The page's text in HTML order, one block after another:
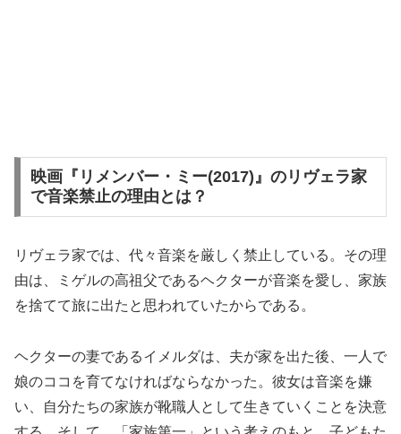
映画『リメンバー・ミー(2017)』のリヴェラ家
で音楽禁止の理由とは？
リヴェラ家では、代々音楽を厳しく禁止している。その理
由は、ミゲルの高祖父であるヘクターが音楽を愛し、家族
を捨てて旅に出たと思われていたからである。
ヘクターの妻であるイメルダは、夫が家を出た後、一人で
娘のココを育てなければならなかった。彼女は音楽を嫌
い、自分たちの家族が靴職人として生きていくことを決意